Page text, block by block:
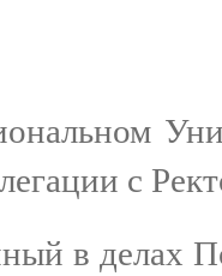
с
в делах